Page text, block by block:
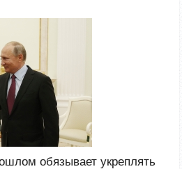
обязывает укреплять